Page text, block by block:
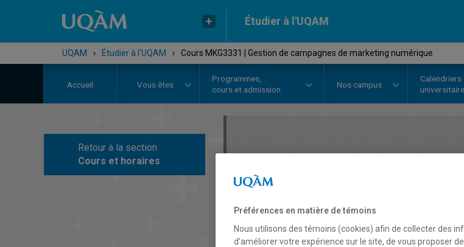
Étudier à l'UQAM
UQAM › Étudier à l'UQAM › Cours MKG3331 | Gestion de campagnes de marketing numérique
Accueil Vous êtes
Programmes,
cours et admission
Nos campus
Calendriers
Retour à la section
Cours et horaires
COURS// MKG3331-
Description Horaire - Été
Préférences en matière de témoins
Nous utilisons des témoins (cookies) afin de collecter des
d’améliorer votre expérience sur le site, de vous proposer